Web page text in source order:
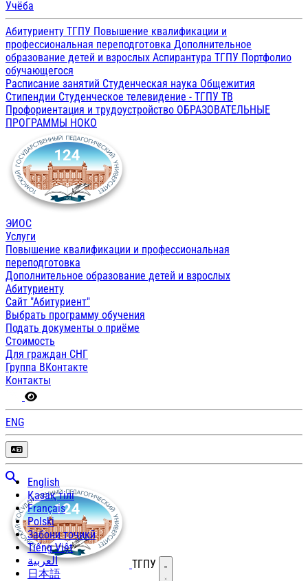
Учёба
Абитуриенту ТГПУ Повышение квалификации и
профессиональная переподготовка Дополнительное
образование детей и взрослых Аспирантура ТГПУ Портфолио
обучающегося
Расписание занятий Студенческая наука Общежития
Стипендии Студенческое телевидение - ТГПУ ТВ
Профориентация и трудоустройство ОБРАЗОВАТЕЛЬНЫЕ
ПРОГРАММЫ НОКО
ЭИОС
Услуги
Повышение квалификации и профессиональная
переподготовка
Дополнительное образование детей и взрослых
Абитуриенту
Сайт "Абитуриент"
Выбрать программу обучения
Подать документы о приёме
Стоимость
Для граждан СНГ
Группа ВКонтакте
Контакты
ENG
English
Қазақ тілі
Français
Polski
Забони тоҷикӣ
Tiếng Việt
العربية
日本語
ТГПУ Открыть меню